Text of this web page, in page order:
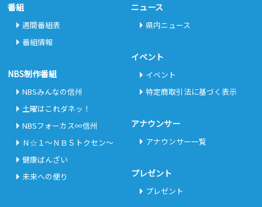
番組
週間番組表
番組情報
NBS制作番組
NBSみんなの信州
土曜はこれダネッ！
NBSフォーカス∞信州
Ｎ☆１～ＮＢＳトクセン～
健康ばんざい
未来への便り
ニュース
県内ニュース
イベント
イベント
特定商取引法に基づく表示
アナウンサー
アナウンサー一覧
プレゼント
プレゼント